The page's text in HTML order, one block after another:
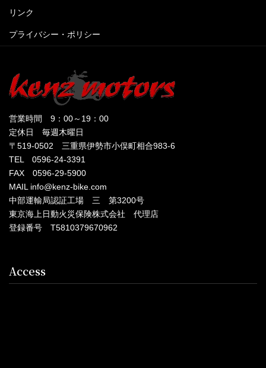
リンク
プライバシー・ポリシー
営業時間 9：00～19：00
定休日 毎週木曜日
〒519-0502 三重県伊勢市小俣町相合983-6
TEL 0596-24-3391
FAX 0596-29-5900
MAIL info@kenz-bike.com
中部運輸局認証工場 三 第3200号
東京海上日動火災保険株式会社 代理店
登録番号 T5810379670962
Access